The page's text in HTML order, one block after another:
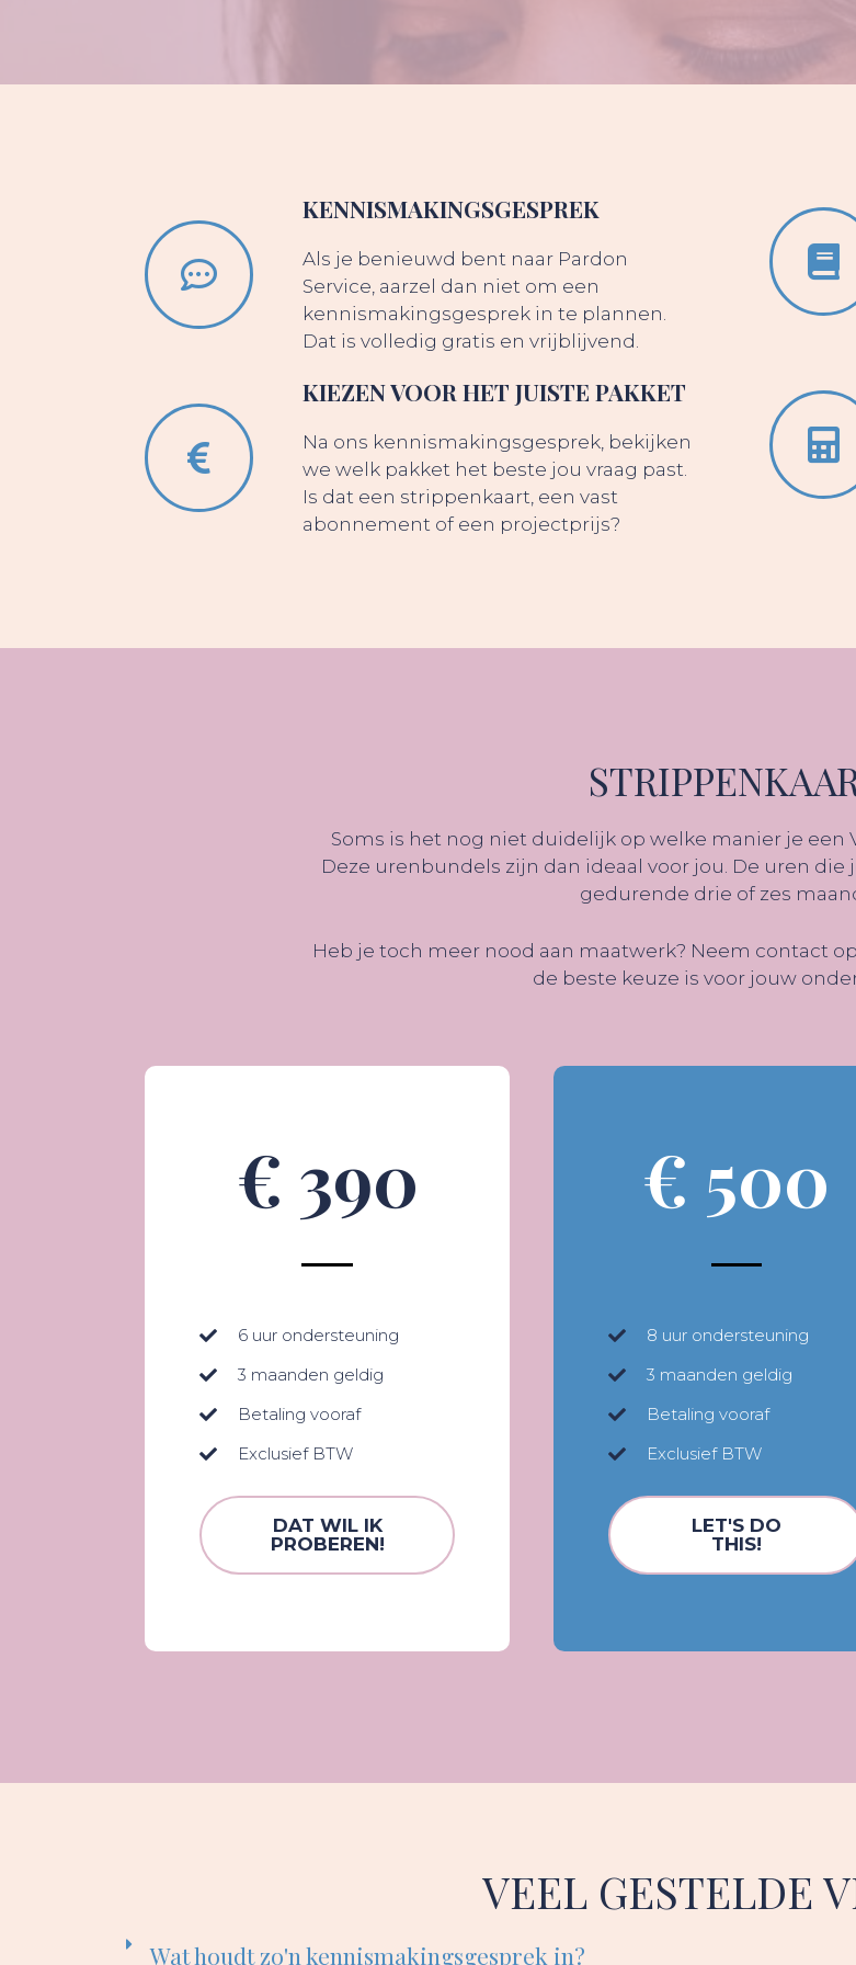
KENNISMAKINGSGESPREK
Als je benieuwd bent naar Pardon
Service, aarzel dan niet om een
kennismakingsgesprek in te plannen.
Dat is volledig gratis en vrijblijvend.
KIEZEN VOOR HET JUISTE PAKKET
Na ons kennismakingsgesprek, bekijken
we welk pakket het beste jou vraag past.
Is dat een strippenkaart, een vast
abonnement of een projectprijs?
Soms is het nog niet duidelijk op welke manier je een
Deze urenbundels zijn dan ideaal voor jou. De uren
gedurende drie of zes
Heb je toch meer nood aan maatwerk? Neem contact
de beste keuze is voor jouw
€ 390
6 uur ondersteuning
3 maanden geldig
Betaling vooraf
Exclusief BTW
DAT WIL IK
PROBEREN!
€ 500
8 uur ondersteuning
3 maanden geldig
Betaling vooraf
Exclusief BTW
LET'S DO
THIS!
VEEL GESTELDE
Wat houdt zo'n kennismakingsgesprek in?